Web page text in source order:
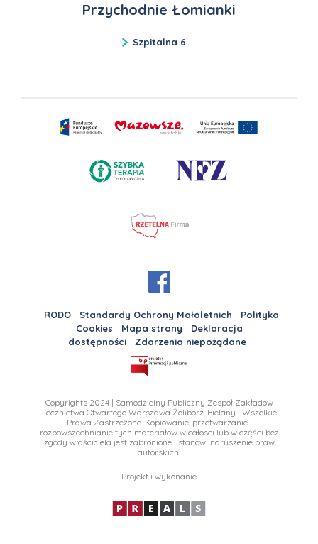
Przychodnie Łomianki
Szpitalna 6
RODO Standardy Ochrony Małoletnich
Polityka
Cookies
Mapa strony
Deklaracja
dostępności
Zdarzenia niepożądane
Copyrights 2024 | Samodzielny Publiczny Zespół Zakładów
Lecznictwa Otwartego Warszawa Żoliborz-Bielany | Wszelkie
Prawa Zastrzeżone. Kopiowanie, przetwarzanie i
rozpowszechnianie tych materiałow w całosci lub w części bez
zgody właściciela jest zabronione i stanowi naruszenie praw
autorskich.
Projekt i wykonanie